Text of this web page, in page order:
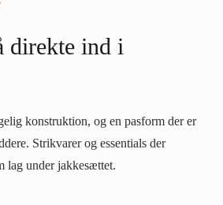
direkte ind i
konstruktion, og en pasform der er
Strikvarer og essentials der
lag under jakkesættet.